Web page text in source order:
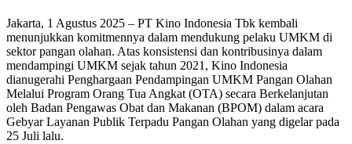
Jakarta, 1 Agustus 2025 – PT Kino Indonesia Tbk kembali
menunjukkan komitmennya dalam mendukung pelaku UMKM di
sektor pangan olahan. Atas konsistensi dan kontribusinya dalam
mendampingi UMKM sejak tahun 2021, Kino Indonesia
dianugerahi Penghargaan Pendampingan UMKM Pangan Olahan
Melalui Program Orang Tua Angkat (OTA) secara Berkelanjutan
oleh Badan Pengawas Obat dan Makanan (BPOM) dalam acara
Gebyar Layanan Publik Terpadu Pangan Olahan yang digelar pada
25 Juli lalu.